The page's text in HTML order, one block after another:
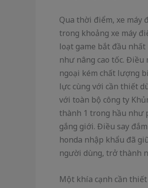
Qua thời điểm, xe máy
trong khoảng xe máy
loạt game bắt đầu
như nâng cao tốc. Điều
ngoại kém chất lượng
lực cùng với cần thiết
với toàn bộ công ty
thành 1 trong hầu như
gắng giới. Điều say
honda nhập khẩu đã
người dùng, trở thành
Một khía cạnh cần